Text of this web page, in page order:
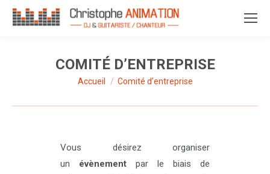
COMITÉ D’ENTREPRISE
Vous êtes ici :
Accueil Comité d’entreprise
Vous désirez organiser
un évènement par le biais de